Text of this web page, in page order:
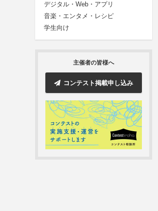
デジタル・Web・アプリ
音楽・エンタメ・レシピ
学生向け
主催者の皆様へ
コンテスト掲載申し込み